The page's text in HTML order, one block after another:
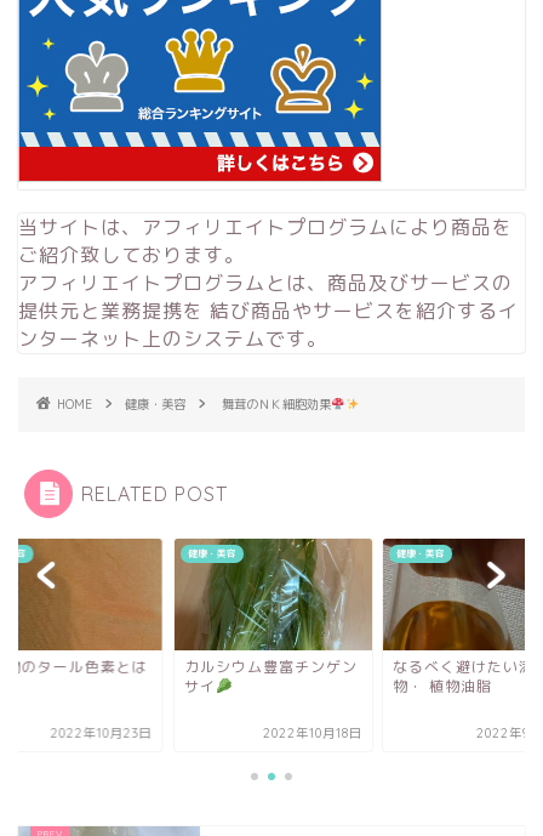
当サイトは、アフィリエイトプログラムにより商品を
ご紹介致しております。
アフィリエイトプログラムとは、商品及びサービスの
提供元と業務提携を 結び商品やサービスを紹介するイ
ンターネット上のシステムです。
HOME 健康・美容 舞茸のＮＫ細胞効果
RELATED POST
美容
物のタール色素とは
2022年10月23日
健康・美容
カルシウム豊富チンゲン
サイ
2022年10月18日
健康・美容
なるべく避けたい添
物・ 植物油脂
2022年9